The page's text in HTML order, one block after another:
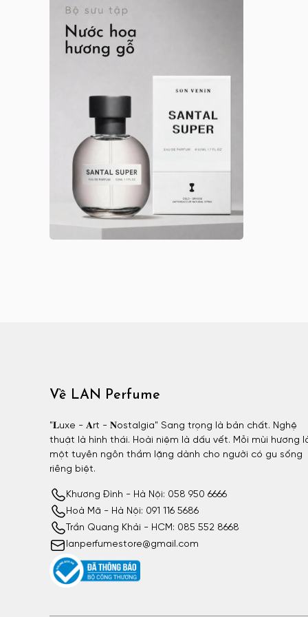
Anna Sui nữ
Arabian Oud
Argos
Argos nữ
Argos unisex
Armaf
Armaf nam
Armaf nữ
Astrophil & Stella
Astrophil & Stella unisex
Azzaro
Azzaro nam
BDK
BDK nữ
Billie Eilish
Billie Eilish nữ
BornToStandOut
BornToStandOut nữ
Về LAN Perfume
"𝐋uxe - 𝐀rt - 𝐍ostalgia" Sang trọng là bản chất. Nghệ
thuật là hình thái. Hoài niệm là dấu vết. Mỗi mùi hương
một tuyên ngôn thầm lặng dành cho người có gu sống
riêng biệt.
Khương Đình - Hà Nội: 058 950 6666
Hoà Mã - Hà Nội: 091 116 5686
Trần Quang Khải - HCM: 085 552 8668
lanperfumestore@gmail.com